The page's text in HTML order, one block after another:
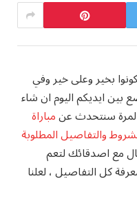
بخير وعلى خير وفي
بين ايديكم اليوم ان شاء
سنتحدث عنمباراة
مع اصدقائك لتعم
كل التفاصيل ، لعلنا